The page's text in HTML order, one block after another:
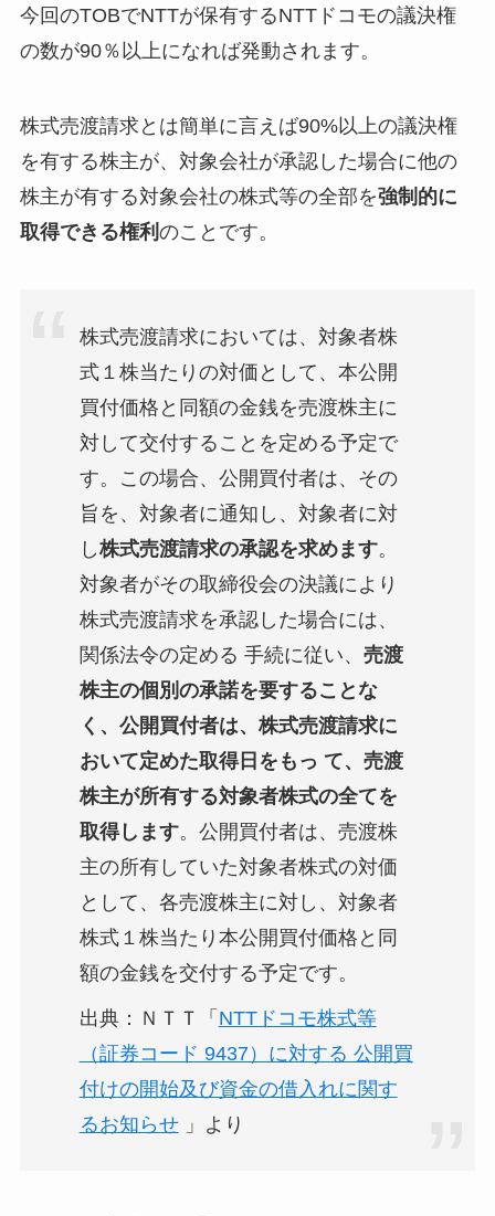
今回のTOBでNTTが保有するNTTドコモの議決権
の数が90％以上になれば発動されます。
株式売渡請求とは簡単に言えば90%以上の議決権
を有する株主が、対象会社が承認した場合に他の
株主が有する対象会社の株式等の全部を強制的に
取得できる権利 のことです。
株式売渡請求においては、対象者株
式１株当たりの対価として、本公開
買付価格と同額の金銭を売渡株主に
対して交付することを定める予定で
す。この場合、公開買付者は、その
旨を、対象者に通知し、対象者に対
し株式売渡請求の承認を求めます。
対象者がその取締役会の決議により
株式売渡請求を承認した場合には、
関係法令の定める 手続に従い、 売渡
株主の個別の承諾を要することな
く、公開買付者は、株式売渡請求に
おいて定めた取得日をもっ て、売渡
株主が所有する対象者株式の全てを
取得します。公開買付者は、売渡株
主の所有していた対象者株式の対価
として、各売渡株主に対し、対象者
株式１株当たり本公開買付価格と同
額の金銭を交付する予定です。
出典：ＮＴＴ「 NTTドコモ株式等
（証券コード 9437）に対する 公開買
付けの開始及び資金の借入れに関す
るお知らせ」より